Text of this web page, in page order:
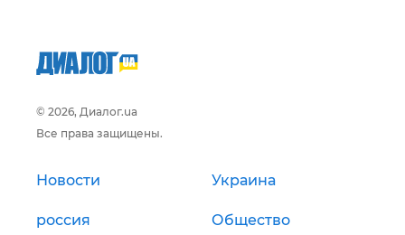
© 2026, Диалог.ua
Все права защищены.
Новости Украина
россия Общество